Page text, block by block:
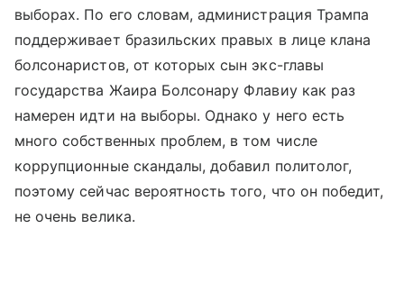
выборах. По его словам, администрация Трампа
поддерживает бразильских правых в лице клана
болсонаристов, от которых сын экс-главы
государства Жаира Болсонару Флавиу как раз
намерен идти на выборы. Однако у него есть
много собственных проблем, в том числе
коррупционные скандалы, добавил политолог,
поэтому сейчас вероятность того, что он победит,
не очень велика.